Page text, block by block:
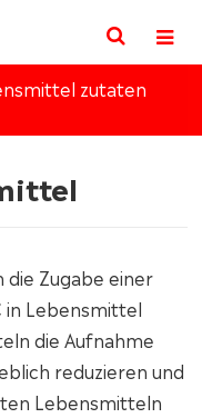
zutaten
Zugabe einer
in Lebensmittel
die Aufnahme
reduzieren und
Lebensmitteln